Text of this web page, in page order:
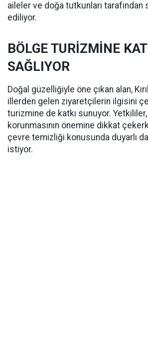
aileler ve doğa tutkunları tarafından
ediliyor.
BÖLGE TURİZMİNE
SAĞLIYOR
Doğal güzelliğiyle öne çıkan alan,
illerden gelen ziyaretçilerin ilgisini
turizmine de katkı sunuyor. Yetkililer,
korunmasının önemine dikkat
çevre temizliği konusunda duyarlı
istiyor.